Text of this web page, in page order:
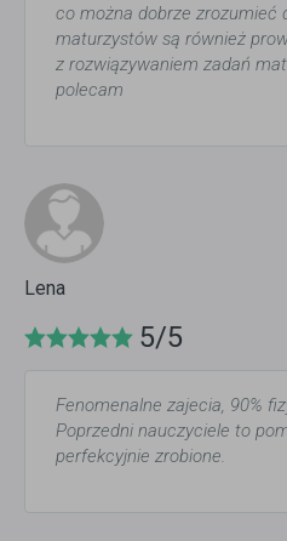
co można dobrze zrozumieć
maturzystów są również
z rozwiązywaniem zadań
polecam
Lena
5/5
Fenomenalne zajecia, 90%
Poprzedni nauczyciele to
perfekcyjnie zrobione.